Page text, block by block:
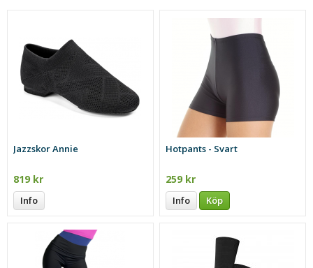
Jazzskor Annie
819 kr
Info
Hotpants - Svart
259 kr
Info Köp